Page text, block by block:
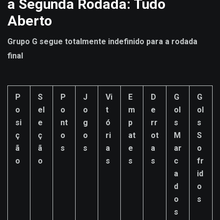
a Segunda Rodada: Tudo
Aberto
Grupo G segue totalmente indefinido para a rodada
final
P
o
si
ç
ã
o
S
el
e
ç
ã
o
P
o
nt
o
s
J
o
g
o
s
Vi
t
ó
ri
a
s
E
m
p
at
e
s
D
e
rr
ot
a
s
G
ol
s
M
ar
c
a
d
o
s
G
ol
s
S
o
fr
id
o
s